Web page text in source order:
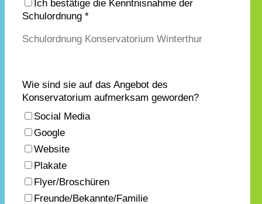
Ich bestätige die Kenntnisnahme der
Schulordnung *
Schulordnung Konservatorium Winterthur
Wie sind sie auf das Angebot des
Konservatorium aufmerksam geworden?
Social Media
Google
Website
Plakate
Flyer/Broschüren
Freunde/Bekannte/Familie